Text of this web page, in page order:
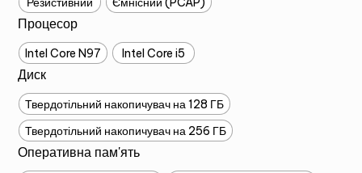
Процесор
Intel Core N97 Intel Core i5
Диск
Твердотільний накопичувач на 128 ГБ
Твердотільний накопичувач на 256 ГБ
Оперативна пам'ять